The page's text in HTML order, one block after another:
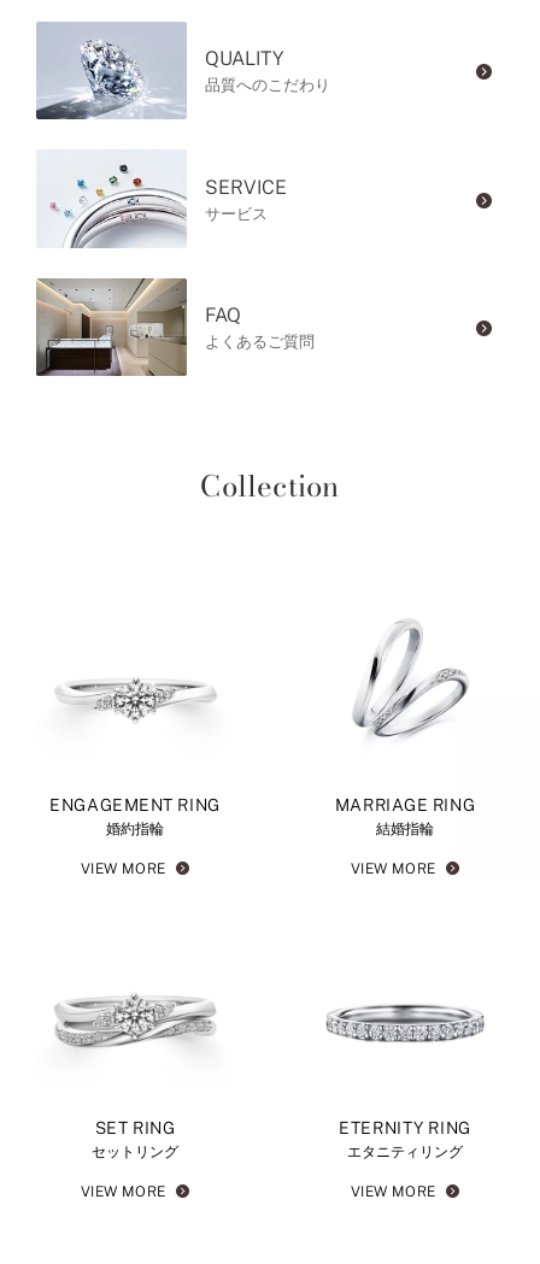
QUALITY
品質へのこだわり
SERVICE
サービス
FAQ
よくあるご質問
Collection
ENGAGEMENT RING
婚約指輪
VIEW MORE
MARRIAGE RING
結婚指輪
VIEW MORE
SET RING
セットリング
VIEW MORE
ETERNITY RING
エタニティリング
VIEW MORE